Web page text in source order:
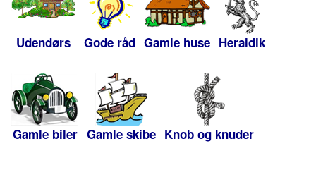
Udendørs Gode råd Gamle huse Heraldik
Gamle biler Gamle skibe Knob og knuder